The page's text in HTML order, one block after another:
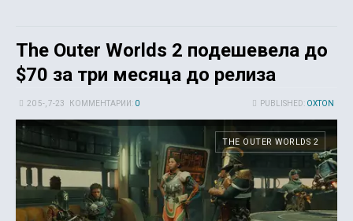
The Outer Worlds 2 подешевела до
$70 за три месяца до релиза
PUBLISHED: OXTON
20 5-, 7-23 КОММЕНТАРИИ: 0
THE OUTER WORLDS 2